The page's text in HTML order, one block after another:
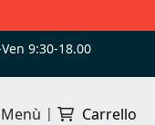
9:30-18.00
Menù | Carrello